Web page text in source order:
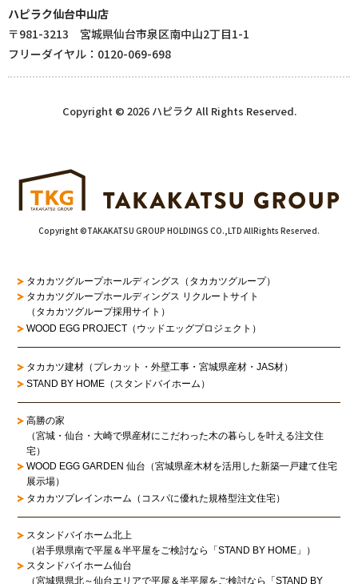
ハピラク仙台中山店
〒981-3213 宮城県仙台市泉区南中山2丁目1-1
フリーダイヤル：0120-069-698
Copyright © 2026 ハピラク All Rights Reserved.
Copyright ©TAKAKATSU GROUP HOLDINGS CO.,LTD AllRights Reserved.
タカカツグループホールディングス（タカカツグループ）
タカカツグループホールディングス リクルートサイト
（タカカツグループ採用サイト）
WOOD EGG PROJECT（ウッドエッグプロジェクト）
タカカツ建材（プレカット・外壁工事・宮城県産材・JAS材）
STAND BY HOME（スタンドバイホーム）
高勝の家
（宮城・仙台・大崎で県産材にこだわった木の暮らしを叶える注文住
宅）
WOOD EGG GARDEN 仙台（宮城県産木材を活用した新築一戸建て住宅
展示場）
タカカツプレインホーム（コスパに優れた規格型注文住宅）
スタンドバイホーム北上
（岩手県県南で平屋＆半平屋をご検討なら「STAND BY HOME」）
スタンドバイホーム仙台
（宮城県県北～仙台エリアで平屋＆半平屋をご検討なら「STAND BY